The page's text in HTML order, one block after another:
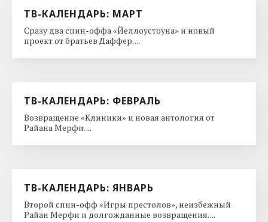
ТВ-КАЛЕНДАРЬ: МАРТ
Сразу два спин-оффа «Йеллоустоуна» и новый
проект от братьев Даффер. ...
ТВ-КАЛЕНДАРЬ: ФЕВРАЛЬ
Возвращение «Клиники» и новая антология от
Райана Мерфи. ...
ТВ-КАЛЕНДАРЬ: ЯНВАРЬ
Второй спин-офф «Игры престолов», неизбежный
Райан Мерфи и долгожданные возвращения. ...